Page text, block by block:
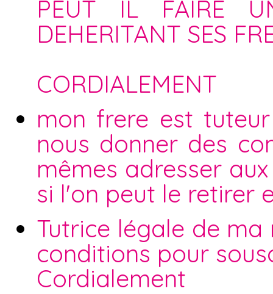
PEUT IL FAIRE
DEHERITANT SES
CORDIALEMENT
mon frere est
nous donner des
mêmes adresser
si l'on peut le retirer
Tutrice légale de
conditions pour
Cordialement